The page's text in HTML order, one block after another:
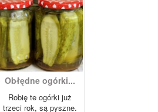
Obłędne ogórki...
Robię te ogórki już
trzeci rok, są pyszne.